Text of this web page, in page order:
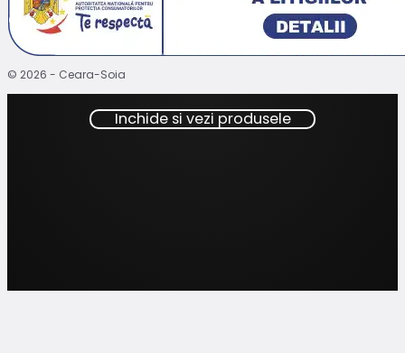
© 2026 - Ceara-Soia
Inchide si vezi produsele